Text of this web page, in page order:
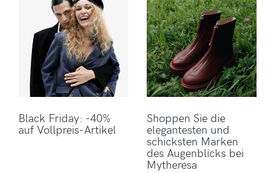
Black Friday: -40%
auf Vollpreis-Artikel
Shoppen Sie die
elegantesten und
schicksten Marken
des Augenblicks bei
Mytheresa